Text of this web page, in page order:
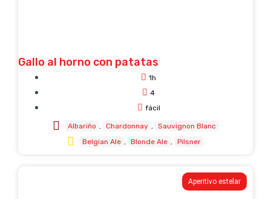
Gallo al horno con patatas
1h
4
fácil
Albariño Chardonnay
Sauvignon Blanc
Belgian Ale
Blonde Ale Pilsner
Aperitivo estelar